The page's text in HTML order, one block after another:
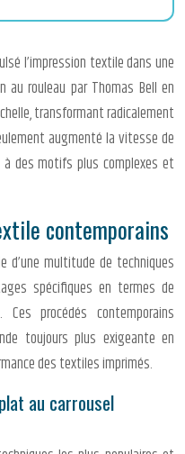
l’impression textile dans une
au rouleau par Thomas Bell en
transformant radicalement
augmenté la vitesse de
des motifs plus complexes et
contemporains
d’une multitude de techniques
spécifiques en termes de
procédés contemporains
toujours plus exigeante en
des textiles imprimés.
au carrousel